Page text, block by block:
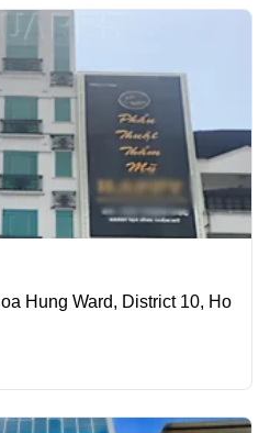
Hung Ward, District 10, Ho